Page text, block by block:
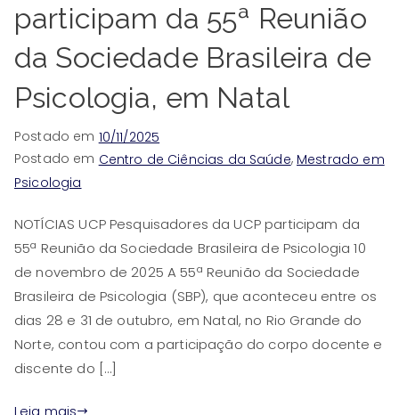
participam da 55ª Reunião
da Sociedade Brasileira de
Psicologia, em Natal
Postado em 10/11/2025
Postado em Centro de Ciências da Saúde, Mestrado em
Psicologia
NOTÍCIAS UCP Pesquisadores da UCP participam da
55ª Reunião da Sociedade Brasileira de Psicologia 10
de novembro de 2025 A 55ª Reunião da Sociedade
Brasileira de Psicologia (SBP), que aconteceu entre os
dias 28 e 31 de outubro, em Natal, no Rio Grande do
Norte, contou com a participação do corpo docente e
discente do […]
Leia mais